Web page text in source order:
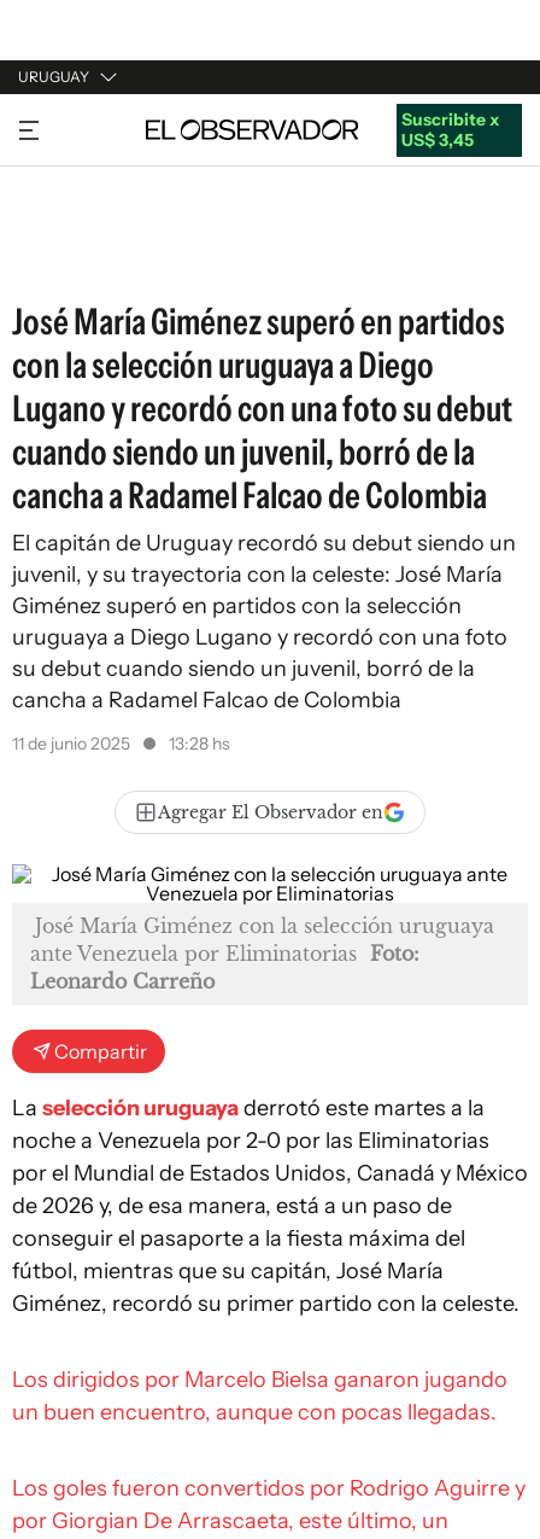
URUGUAY
URUGUAY
ARGENTINA
Suscribite x
US$ 3,45
José María Giménez superó en partidos
con la selección uruguaya a Diego
Lugano y recordó con una foto su debut
cuando siendo un juvenil, borró de la
cancha a Radamel Falcao de Colombia
El capitán de Uruguay recordó su debut siendo un
juvenil, y su trayectoria con la celeste: José María
Giménez superó en partidos con la selección
uruguaya a Diego Lugano y recordó con una foto
su debut cuando siendo un juvenil, borró de la
cancha a Radamel Falcao de Colombia
11 de junio 2025 13:28 hs
Agregar El Observador en
José María Giménez con la selección uruguaya
ante Venezuela por Eliminatorias Foto:
Leonardo Carreño
Compartir
La selección uruguayaderrotó este martes a la
noche a Venezuela por 2-0 por las Eliminatorias
por el Mundial de Estados Unidos, Canadá y México
de 2026 y, de esa manera, está a un paso de
conseguir el pasaporte a la fiesta máxima del
fútbol, mientras que su capitán, José María
Giménez, recordó su primer partido con la celeste.
Los dirigidos por Marcelo Bielsa ganaron jugando
un buen encuentro, aunque con pocas llegadas.
Los goles fueron convertidos por Rodrigo Aguirre y
por Giorgian De Arrascaeta, este último, un